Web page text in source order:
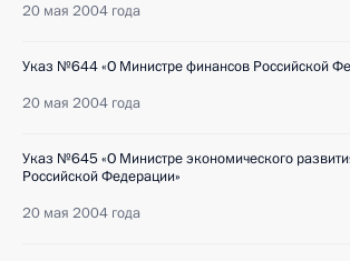
20 мая 2004 года
Указ №644 «О Министре финансов Российской
20 мая 2004 года
Указ №645 «О Министре экономического
Российской Федерации»
20 мая 2004 года